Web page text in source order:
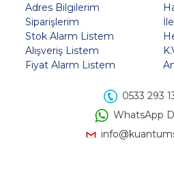
Adres Bilgilerim
Siparişlerim
Stok Alarm Listem
Alışveriş Listem
Fiyat Alarm Listem
0533 293
WhatsApp